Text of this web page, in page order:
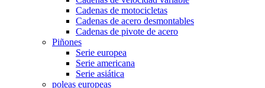
Cadenas de motocicletas
Cadenas de acero desmontables
Cadenas de pivote de acero
Piñones
Serie europea
Serie americana
Serie asiática
poleas europeas